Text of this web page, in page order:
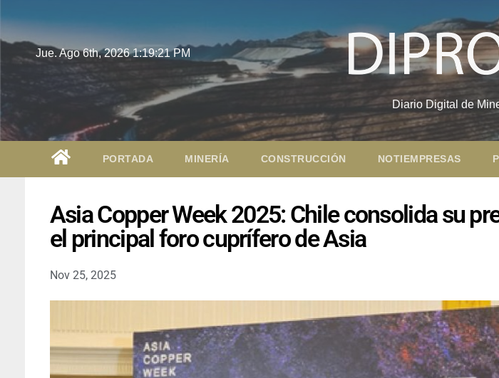
Jue. Ago 6th, 20261:19:22 PM
Diario Digital de
PORTADA MINERÍA CONSTRUCCIÓN NOTIEMPRESAS
Asia Copper Week 2025: Chile consolida su
el principal foro cuprífero de Asia
Nov 25, 2025